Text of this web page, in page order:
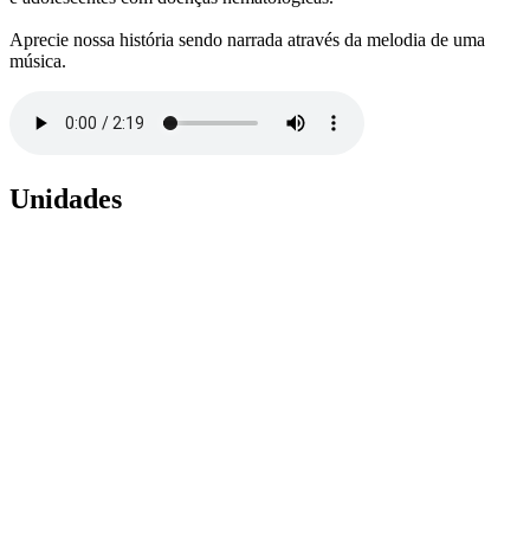
Aprecie nossa história sendo narrada através da melodia de uma
música.
Unidades